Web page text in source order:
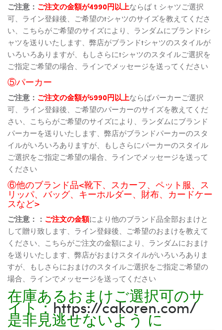
ご注意： ご注文の金額が4990円以上ならばｔシャツご選択
可、ライン登録後、ご希望のtシャツのサイズを教えてくださ
い、こちらがご希望のサイズにより、ランダムにブランドtシ
ャツを送りいたします、弊店がブランドtシャツのスタイルが
いろいろありますが、もしさらにtシャツのスタイルご選択を
ご指定ご希望の場合、ラインでメッセージを送ってください
⑤パーカー
ご注意： ご注文の金額が5990円以上ならばパーカーご選択
可、ライン登録後、ご希望のパーカーのサイズを教えてくだ
さい、こちらがご希望のサイズにより、ランダムにブランド
パーカーを送りいたします、弊店がブランドパーカーのスタ
イルがいろいろありますが、もしさらにパーカーのスタイル
ご選択をご指定ご希望の場合、ラインでメッセージを送って
ください
⑥他のブランド品<靴下、スカーフ、ペット服、ス
リッパ、バッグ、キーホルダー、財布、カードケー
スなど>
ご注意：： ご注文の金額により他のブランド品全部おまけと
して贈り致します、ライン登録後、ご希望のおまけを教えて
ください、こちらがご注文の金額により、ランダムにおまけ
を送りいたします、弊店がおまけスタイルがいろいろありま
すが、もしさらにおまけのスタイルご選択をご指定ご希望の
場合、ラインでメッセージを送ってください
在庫あるおまけご選択可のサ
イト：https://cakoren.com/
是非見逃せないよう に